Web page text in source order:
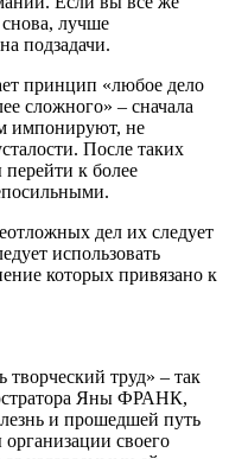
лучше
подзадачи.
принцип «любое дело
сложного» – сначала
импонируют, не
После таких
к более
дел их следует
использовать
которых привязано к
творческий труд» – так
Яны ФРАНК,
и прошедшей путь
своего